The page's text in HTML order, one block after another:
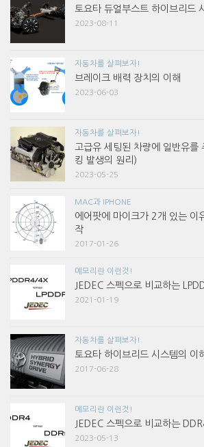
토요타 듀얼부스트 하이브리드
2023-08-11
자동차를 살펴보자!
브레이크 배력 장치의 이해
2023-06-03
자동차를 살펴보자!
고급유 세팅된 차량에 일반유를
킹 발생의 원리)
2023-05-25
MAC과 IPHONE
에어팟에 마이크가 2개 있는 이
작
2017-01-26
메모리란 이런것!
JEDEC 스펙으로 비교하는
2021-01-19
자동차를 살펴보자!
토요타 하이브리드 시스템의 이
2017-06-28
메모리란 이런것!
JEDEC 스펙으로 비교하는
2023-05-13